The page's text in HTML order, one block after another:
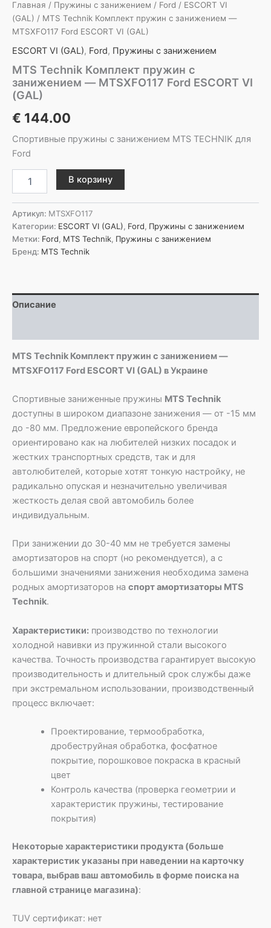
Главная / Пружины с занижением / Ford / ESCORT VI
(GAL) / MTS Technik Комплект пружин с занижением —
MTSXFO117 Ford ESCORT VI (GAL)
ESCORT VI (GAL), Ford, Пружины с занижением
MTS Technik Комплект пружин с
занижением — MTSXFO117 Ford ESCORT VI
(GAL)
€ 144.00
Спортивные пружины с занижением MTS TECHNIK для
Ford
товара
Technik
Комплект
пружин
с
занижением
Ford
ESCORT
В корзину
Артикул: MTSXFO117
Категории: ESCORT VI (GAL), Ford, Пружины с занижением
Метки: Ford, MTS Technik, Пружины с занижением
Бренд: MTS Technik
Описание
MTS Technik Комплект пружин с занижением —
MTSXFO117 Ford ESCORT VI (GAL) в Украине
Спортивные заниженные пружины MTS Technik
доступны в широком диапазоне занижения — от -15 мм
до -80 мм. Предложение европейского бренда
ориентировано как на любителей низких посадок и
жестких транспортных средств, так и для
автолюбителей, которые хотят тонкую настройку, не
радикально опуская и незначительно увеличивая
жесткость делая свой автомобиль более
индивидуальным.
При занижении до 30-40 мм не требуется замены
амортизаторов на спорт (но рекомендуется), а с
большими значениями занижения необходима замена
родных амортизаторов на спорт амортизаторы MTS
Technik.
Характеристики: производство по технологии
холодной навивки из пружинной стали высокого
качества. Точность производства гарантирует высокую
производительность и длительный срок службы даже
при экстремальном использовании, производственный
процесс включает:
Проектирование, термообработка,
дробеструйная обработка, фосфатное
покрытие, порошковое покраска в красный
цвет
Контроль качества (проверка геометрии и
характеристик пружины, тестирование
покрытия)
Некоторые характеристики продукта (больше
характеристик указаны при наведении на карточку
товара, выбрав ваш автомобиль в форме поиска на
главной странице магазина):
TUV сертификат: нет